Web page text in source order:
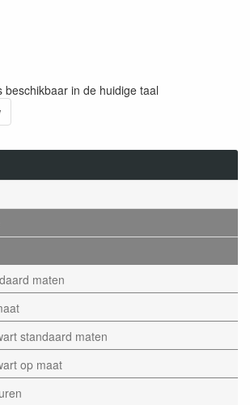
maten
standaard maten
op maat
beschikbaar in de huidige taal